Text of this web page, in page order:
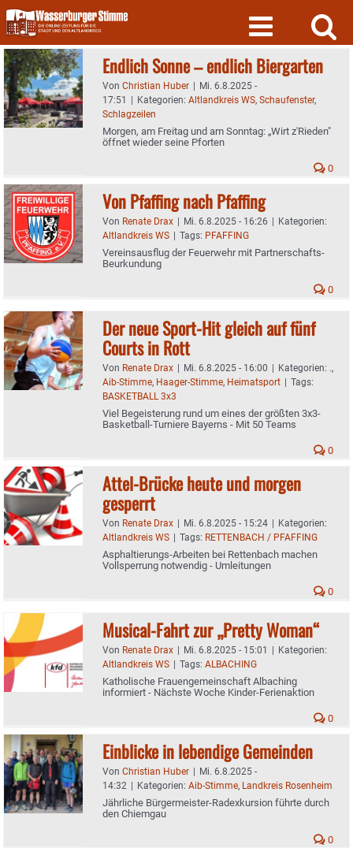
Skip
to
content
Endlich Sonne – endlich Biergarten
Von Christian Huber | Mi. 6.8.2025 -
17:51 | Kategorien: Altlandkreis WS, Schaufenster,
Schlagzeilen
Morgen, am Freitag und am Sonntag: „Wirt z'Rieden"
öffnet wieder seine Pforten
0
Von Pfaffing nach Pfaffing
Von Renate Drax | Mi. 6.8.2025 - 16:26 | Kategorien:
Altlandkreis WS | Tags: PFAFFING
Vereinsausflug der Feuerwehr mit Partnerschafts-
Beurkundung
0
Der neue Sport-Hit gleich auf fünf
Courts in Rott
Von Renate Drax | Mi. 6.8.2025 - 16:00 | Kategorien: .,
Aib-Stimme, Haager-Stimme, Heimatsport | Tags:
BASKETBALL 3x3
Viel Begeisterung rund um eines der größten 3x3-
Basketball-Turniere Bayerns - Mit 50 Teams
0
Attel-Brücke heute und morgen
gesperrt
Von Renate Drax | Mi. 6.8.2025 - 15:24 | Kategorien:
Altlandkreis WS | Tags: RETTENBACH / PFAFFING
Asphaltierungs-Arbeiten bei Rettenbach machen
Vollsperrung notwendig - Umleitungen
0
Musical-Fahrt zur „Pretty Woman“
Von Renate Drax | Mi. 6.8.2025 - 15:01 | Kategorien:
Altlandkreis WS | Tags: ALBACHING
Katholische Frauengemeinschaft Albaching
informiert - Nächste Woche Kinder-Ferienaktion
0
Einblicke in lebendige Gemeinden
Von Christian Huber | Mi. 6.8.2025 -
14:32 | Kategorien: Aib-Stimme, Landkreis Rosenheim
Jährliche Bürgermeister-Radexkursion führte durch
den Chiemgau
0